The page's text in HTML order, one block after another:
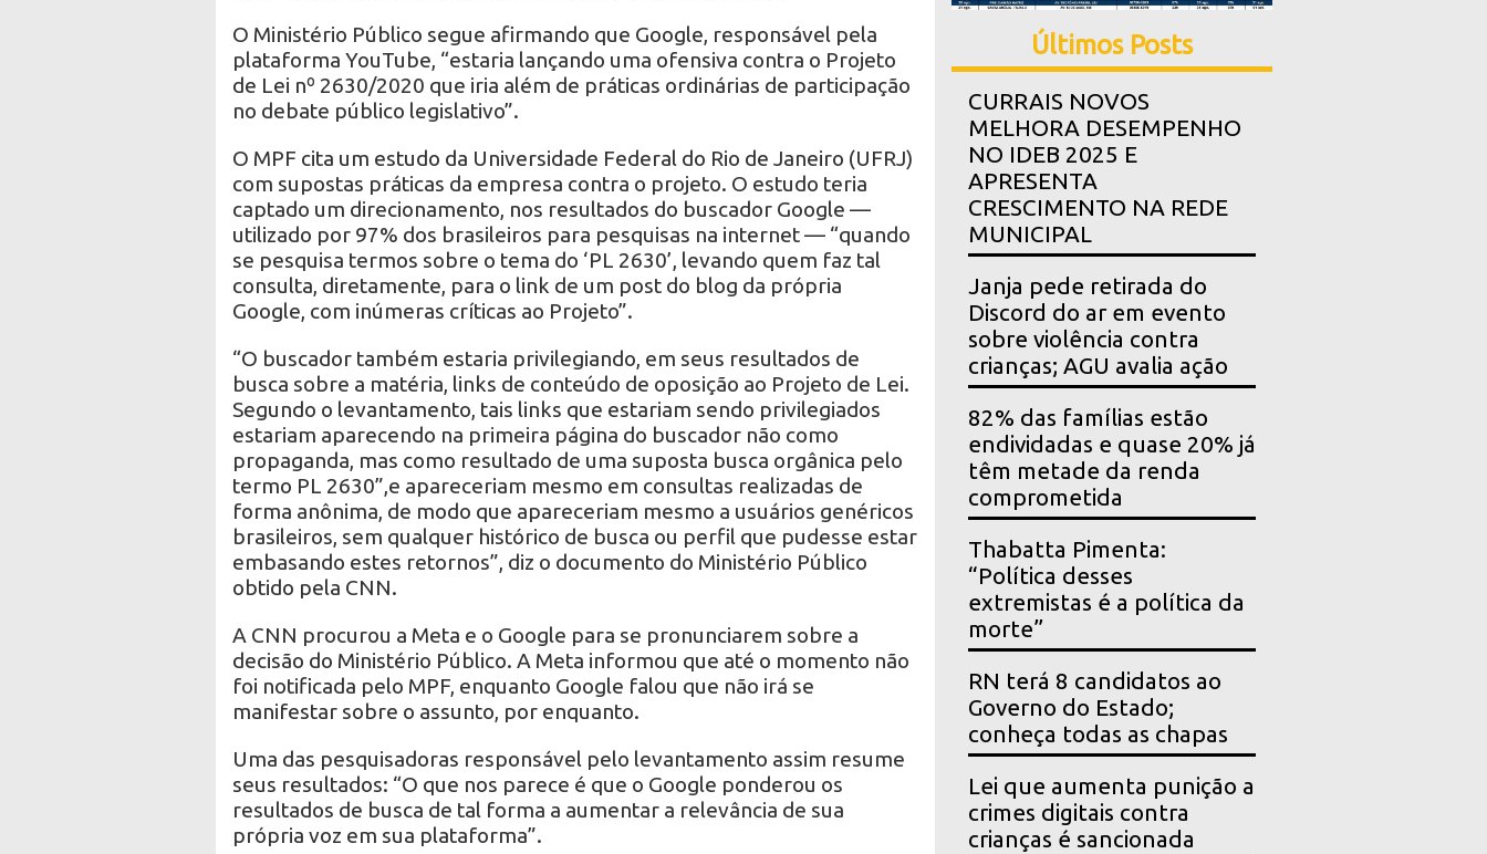
O Ministério Público segue afirmando que Google, responsável pela
plataforma YouTube, “estaria lançando uma ofensiva contra o Projeto
de Lei nº 2630/2020 que iria além de práticas ordinárias de participação
no debate público legislativo”.
O MPF cita um estudo da Universidade Federal do Rio de Janeiro (UFRJ)
com supostas práticas da empresa contra o projeto. O estudo teria
captado um direcionamento, nos resultados do buscador Google —
utilizado por 97% dos brasileiros para pesquisas na internet — “quando
se pesquisa termos sobre o tema do ‘PL 2630’, levando quem faz tal
consulta, diretamente, para o link de um post do blog da própria
Google, com inúmeras críticas ao Projeto”.
“O buscador também estaria privilegiando, em seus resultados de
busca sobre a matéria, links de conteúdo de oposição ao Projeto de Lei.
Segundo o levantamento, tais links que estariam sendo privilegiados
estariam aparecendo na primeira página do buscador não como
propaganda, mas como resultado de uma suposta busca orgânica pelo
termo PL 2630”,e apareceriam mesmo em consultas realizadas de
forma anônima, de modo que apareceriam mesmo a usuários genéricos
brasileiros, sem qualquer histórico de busca ou perfil que pudesse estar
embasando estes retornos”, diz o documento do Ministério Público
obtido pela CNN.
A CNN procurou a Meta e o Google para se pronunciarem sobre a
decisão do Ministério Público. A Meta informou que até o momento não
foi notificada pelo MPF, enquanto Google falou que não irá se
manifestar sobre o assunto, por enquanto.
Uma das pesquisadoras responsável pelo levantamento assim resume
seus resultados: “O que nos parece é que o Google ponderou os
resultados de busca de tal forma a aumentar a relevância de sua
própria voz em sua plataforma”.
Últimos Posts
CURRAIS NOVOS
MELHORA DESEMPENHO
NO IDEB 2025 E
APRESENTA
CRESCIMENTO NA REDE
MUNICIPAL
Janja pede retirada do
Discord do ar em evento
sobre violência contra
crianças; AGU avalia ação
82% das famílias estão
endividadas e quase 20% já
têm metade da renda
comprometida
Thabatta Pimenta:
“Política desses
extremistas é a política da
morte”
RN terá 8 candidatos ao
Governo do Estado;
conheça todas as chapas
Lei que aumenta punição a
crimes digitais contra
crianças é sancionada